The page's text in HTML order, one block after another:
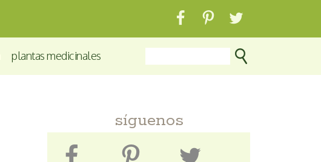
plantas medicinales
síguenos